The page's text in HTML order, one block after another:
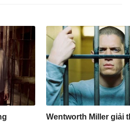
Wentworth Miller giải